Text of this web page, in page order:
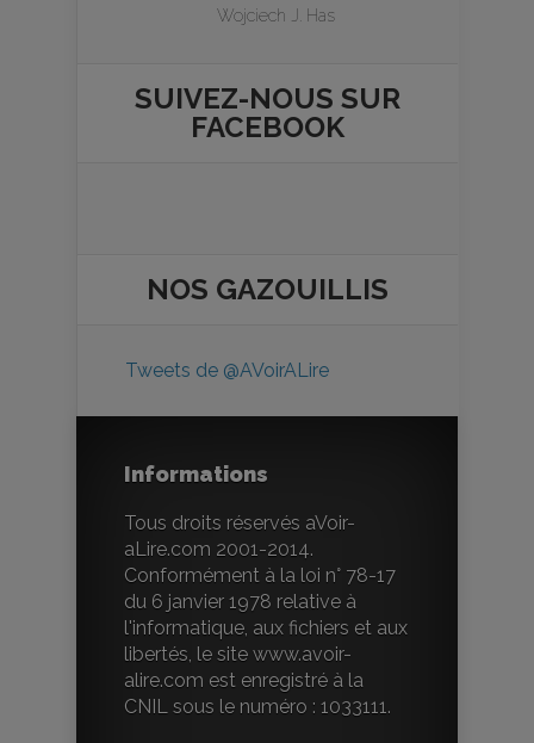
Wojciech J. Has
SUIVEZ-NOUS SUR
FACEBOOK
NOS GAZOUILLIS
Tweets de @AVoirALire
Informations
Tous droits réservés aVoir-
aLire.com 2001-2014.
Conformément à la loi n° 78-17
du 6 janvier 1978 relative à
l'informatique, aux fichiers et aux
libertés, le site www.avoir-
alire.com est enregistré à la
CNIL sous le numéro : 1033111.